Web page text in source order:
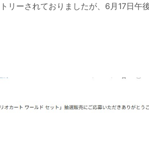
リーされておりましたが、6月17日午